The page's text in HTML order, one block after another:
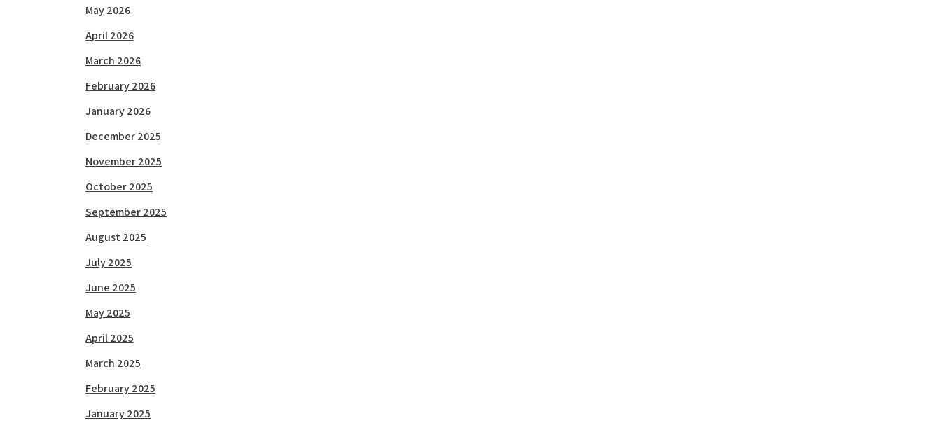
May 2026
April 2026
March 2026
February 2026
January 2026
December 2025
November 2025
October 2025
September 2025
August 2025
July 2025
June 2025
May 2025
April 2025
March 2025
February 2025
January 2025